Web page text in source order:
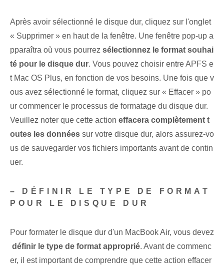
Après avoir sélectionné le disque dur, cliquez sur l'onglet
« Supprimer » en haut de la fenêtre. Une fenêtre pop-up a
pparaîtra où vous pourrez sélectionnez le format souhai
té pour le disque dur. Vous pouvez choisir entre APFS e
t Mac OS Plus, en fonction de vos besoins. Une fois que v
ous avez sélectionné le format, cliquez sur « Effacer » po
ur commencer le processus de formatage du disque dur. ⁢
Veuillez‌ noter⁣ que cette action effacera complètement t
outes les données sur votre disque dur, alors assurez-vo
us de sauvegarder vos fichiers importants avant de contin
uer.
– DÉFINIR LE TYPE DE FORMAT
POUR LE DISQUE DUR
Pour formater le disque dur d'un MacBook ‌Air, vous devez
définir⁢ le type de format approprié. Avant de commenc
er, il est important de comprendre que cette action effacer